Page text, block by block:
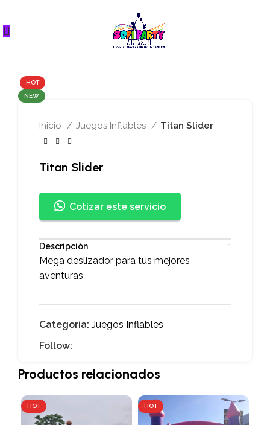
HOT
NEW
Inicio Juegos Inflables Titan Slider
Titan Slider
Cotizar este servicio
Descripción
Mega deslizador para tus mejores
aventuras
Categoría: Juegos Inflables
Follow:
Productos relacionados
HOT HOT